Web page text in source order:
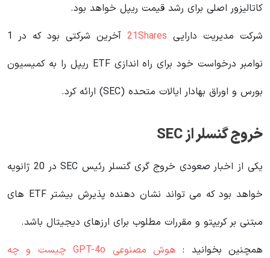
کاتالیزور اصلی برای رشد قیمت ریپل خواهد بود.
شرکت مدیریت دارایی 21Shares
آخرین شرکتی بود که در 1
نوامبر درخواست خود برای راه اندازی ETF ریپل را به کمیسیون
بورس و اوراق بهادار ایالات متحده (SEC) ارائه کرد.
خروج گنسلر از SEC
یکی از اخبار صعودی خروج گری گنسلر رئیس SEC در 20 ژانویه
خواهد بود که می تواند نشان دهنده پذیرش بیشتر ETF های
مبتنی بر کریپتو و مقررات مطلوب برای ارزهای دیجیتال باشد.
همچنین بخوانید :
هوش مصنوعی GPT-4o چیست و چه